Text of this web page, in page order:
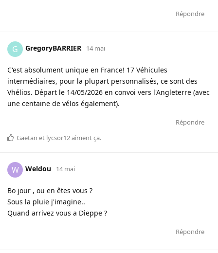
Répondre
G GregoryBARRIER 14 mai
C'est absolument unique en France! 17 Véhicules
intermédiaires, pour la plupart personnalisés, ce sont des
Vhélios. Départ le 14/05/2026 en convoi vers l'Angleterre (avec
une centaine de vélos également).
Répondre
Gaetan et lycsor12aiment ça.
W Weldou 14 mai
Bo jour , ou en êtes vous ?
Sous la pluie j'imagine..
Quand arrivez vous a Dieppe ?
Répondre